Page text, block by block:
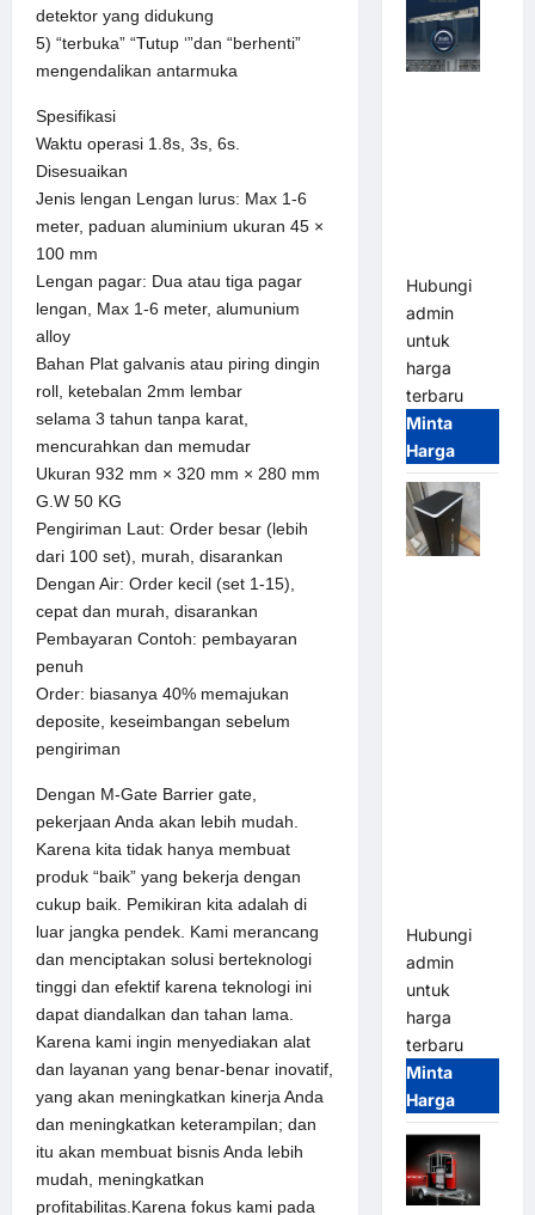
detektor yang didukung
5) “terbuka” “Tutup ‘”dan “berhenti”
mengendalikan antarmuka
Spesifikasi
Waktu operasi 1.8s, 3s, 6s.
Disesuaikan
Jenis lengan Lengan lurus: Max 1-6
meter, paduan aluminium ukuran 45 ×
100 mm
Lengan pagar: Dua atau tiga pagar
lengan, Max 1-6 meter, alumunium
alloy
Bahan Plat galvanis atau piring dingin
roll, ketebalan 2mm lembar
selama 3 tahun tanpa karat,
mencurahkan dan memudar
Ukuran 932 mm × 320 mm × 280 mm
G.W 50 KG
Pengiriman Laut: Order besar (lebih
dari 100 set), murah, disarankan
Dengan Air: Order kecil (set 1-15),
cepat dan murah, disarankan
Pembayaran Contoh: pembayaran
penuh
Order: biasanya 40% memajukan
deposite, keseimbangan sebelum
pengiriman
Dengan M-Gate Barrier gate,
pekerjaan Anda akan lebih mudah.
Karena kita tidak hanya membuat
produk “baik” yang bekerja dengan
cukup baik. Pemikiran kita adalah di
luar jangka pendek. Kami merancang
dan menciptakan solusi berteknologi
tinggi dan efektif karena teknologi ini
dapat diandalkan dan tahan lama.
Karena kami ingin menyediakan alat
dan layanan yang benar-benar inovatif,
yang akan meningkatkan kinerja Anda
dan meningkatkan keterampilan; dan
itu akan membuat bisnis Anda lebih
mudah, meningkatkan
profitabilitas.Karena fokus kami pada
Hubungi
admin
untuk
harga
terbaru
Minta
Harga
Hubungi
admin
untuk
harga
terbaru
Minta
Harga